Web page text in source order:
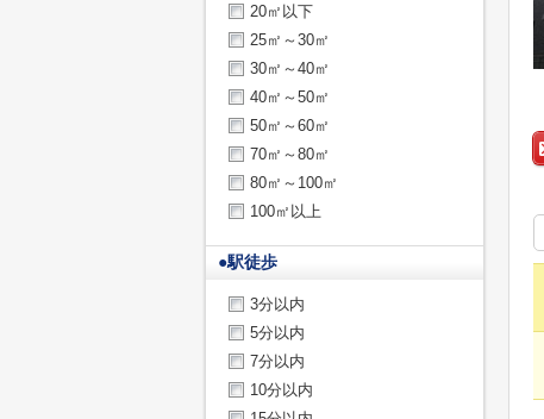
20㎡以下
25㎡～30㎡
30㎡～40㎡
40㎡～50㎡
50㎡～60㎡
70㎡～80㎡
80㎡～100㎡
100㎡以上
●駅徒歩
3分以内
5分以内
7分以内
10分以内